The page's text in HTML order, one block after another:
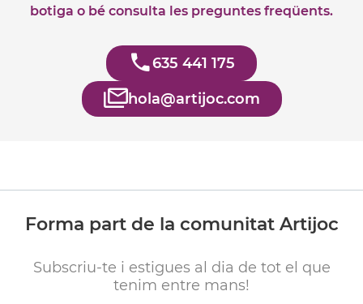
botiga o bé consulta les preguntes freqüents.
635 441 175
hola@artijoc.com
Forma part de la comunitat Artijoc
Subscriu-te i estigues al dia de tot el que
tenim entre mans!